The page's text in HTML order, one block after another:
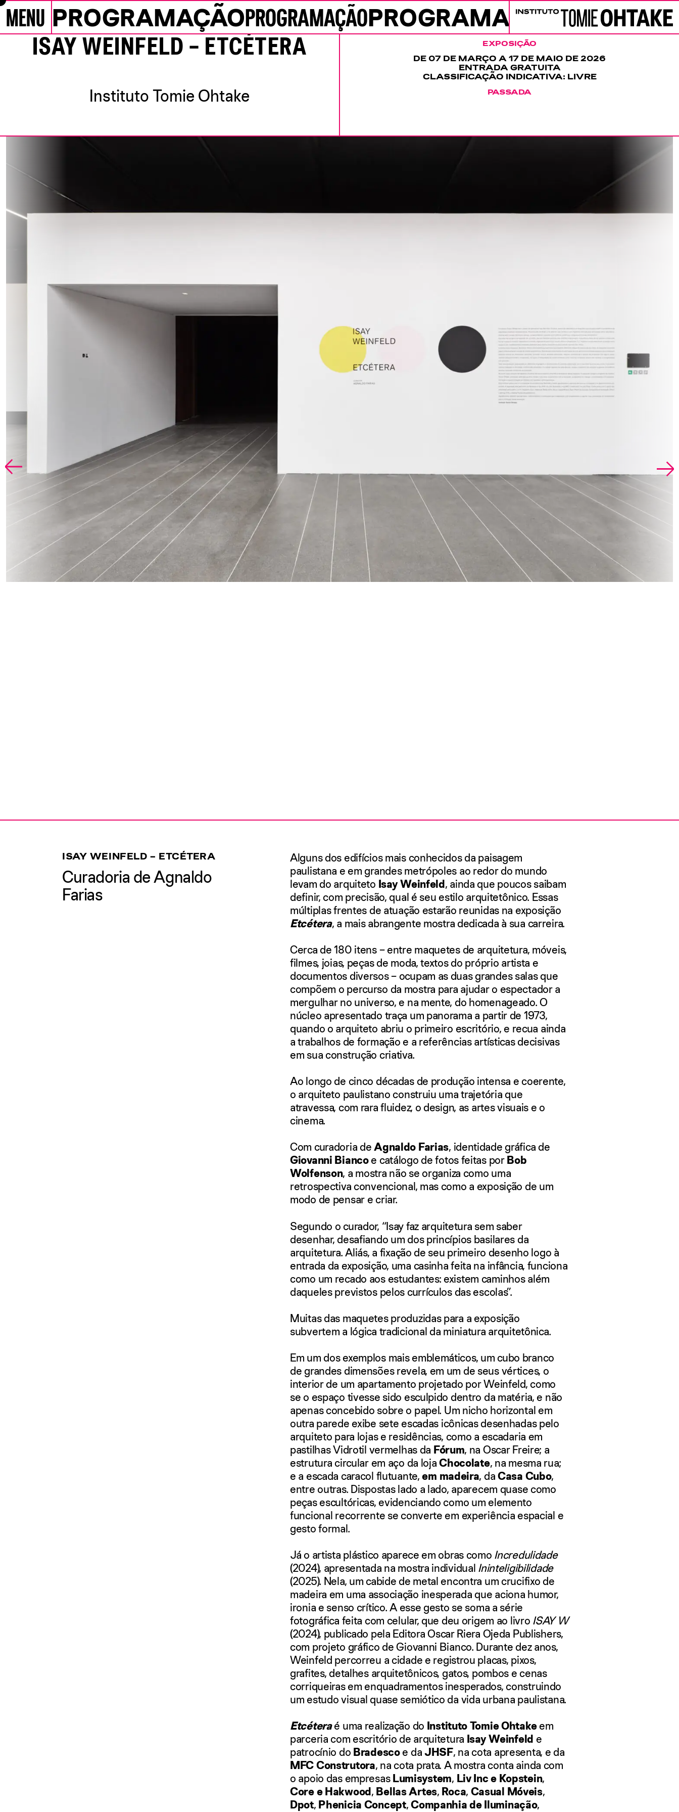
Pular para conteúdo
MENU Programação
PROGRAMAÇÃOPROGRAMAÇÃOPROGRAMAÇÃOInstituto Tomie Ohtake
ISAY WEINFELD – ETCÉTERA
Instituto Tomie Ohtake
EXPOSIÇÃO
DE 07 DE MARÇO A 17 DE MAIO DE 2026
ENTRADA GRATUITA
CLASSIFICAÇÃO INDICATIVA: LIVRE
PASSADA
ISAY WEINFELD – ETCÉTERA
Curadoria de Agnaldo
Farias
Alguns dos edifícios mais conhecidos da paisagem
paulistana e em grandes metrópoles ao redor do mundo
levam do arquiteto Isay Weinfeld, ainda que poucos saibam
definir, com precisão, qual é seu estilo arquitetônico. Essas
múltiplas frentes de atuação estarão reunidas na exposição
Etcétera, a mais abrangente mostra dedicada à sua carreira.
Cerca de 180 itens – entre maquetes de arquitetura, móveis,
filmes, joias, peças de moda, textos do próprio artista e
documentos diversos – ocupam as duas grandes salas que
compõem o percurso da mostra para ajudar o espectador a
mergulhar no universo, e na mente, do homenageado. O
núcleo apresentado traça um panorama a partir de 1973,
quando o arquiteto abriu o primeiro escritório, e recua ainda
a trabalhos de formação e a referências artísticas decisivas
em sua construção criativa.
Ao longo de cinco décadas de produção intensa e coerente,
o arquiteto paulistano construiu uma trajetória que
atravessa, com rara fluidez, o design, as artes visuais e o
cinema.
Com curadoria deAgnaldo Farias, identidade gráfica de
Giovanni Biancoe catálogo de fotos feitas porBob
Wolfenson, a mostra não se organiza como uma
retrospectiva convencional, mas como a exposição de um
modo de pensar e criar.
Segundo o curador, “Isayfaz arquitetura sem saber
desenhar, desafiando um dos princípios basilares da
arquitetura. Aliás, a fixação de seu primeiro desenho logo à
entrada da exposição, uma casinha feita na infância, funciona
como um recado aos estudantes: existem caminhos além
daqueles previstos pelos currículos das escolas”.
Muitas das maquetes produzidas para a exposição
subvertem a lógica tradicional da miniatura arquitetônica.
Em um dos exemplos mais emblemáticos, um cubo branco
de grandes dimensões revela, em um de seus vértices, o
interior de um apartamento projetado porWeinfeld, como
se o espaço tivesse sido esculpido dentro da matéria, e não
apenas concebido sobre o papel. Um nicho horizontal em
outra parede exibe sete escadas icônicas desenhadas pelo
arquiteto para lojas e residências, como a escadaria em
pastilhas Vidrotil vermelhas da Fórum, na Oscar Freire; a
estrutura circular em aço da lojaChocolate, na mesma rua;
e a escada caracol flutuante,em madeira, daCasa Cubo,
entre outras. Dispostas lado a lado, aparecem quase como
peças escultóricas, evidenciando como um elemento
funcional recorrente se converte em experiência espacial e
gesto formal.
Já o artista plástico aparece em obras como Incredulidade
(2024), apresentada na mostra individual Ininteligibilidade
(2025). Nela, um cabide de metal encontra um crucifixo de
madeira em uma associação inesperada que aciona humor,
ironia e senso crítico. A esse gesto se soma a série
fotográfica feita com celular, que deu origem ao livro ISAY W
(2024), publicado pela Editora Oscar Riera Ojeda Publishers,
com projeto gráfico de Giovanni Bianco. Durante dez anos,
Weinfeld percorreu a cidade e registrou placas, pixos,
grafites, detalhes arquitetônicos, gatos, pombos e cenas
corriqueiras em enquadramentos inesperados, construindo
um estudo visual quase semiótico da vida urbana paulistana.
Etcéteraé uma realização do Instituto Tomie Ohtakeem
parceria com escritório de arquitetura Isay Weinfeld e
patrocínio do Bradescoe daJHSF, na cota apresenta, e da
MFC Construtora, na cota prata. A mostra conta ainda com
o apoio das empresasLumisystem, Liv Inc e Kopstein,
Core e Hakwood, Bellas Artes, Roca, Casual Móveis,
Dpot, Phenicia Concept,Companhia de Iluminação,